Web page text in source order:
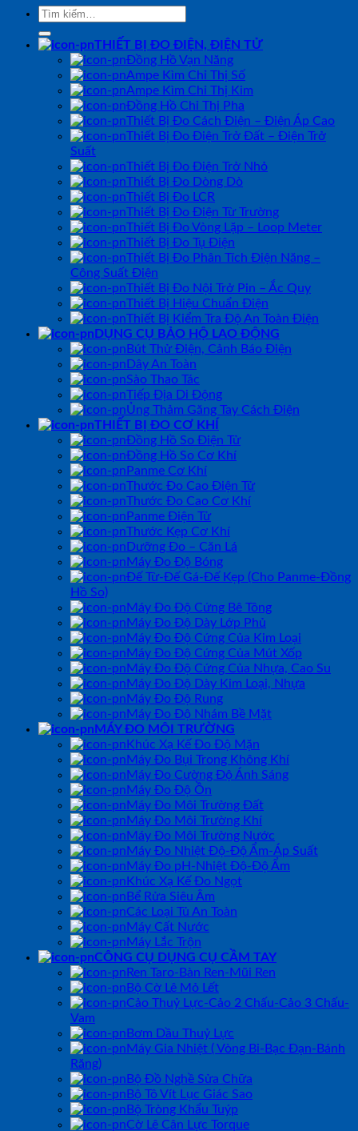
Tìm
THIẾT BỊ ĐO ĐIỆN, ĐIỆN TỬ
Đồng Hồ Vạn Năng
Ampe Kìm Chỉ Thị Số
Ampe Kìm Chỉ Thị Kim
Đồng Hồ Chỉ Thị Pha
Thiết Bị Đo Cách Điện – Điện Áp Cao
Thiết Bị Đo Điện Trở Đất – Điện Trở
Suất
Thiết Bị Đo Điện Trở Nhỏ
Thiết Bị Đo Dòng Dò
Thiết Bị Đo LCR
Thiết Bị Đo Điện Từ Trường
Thiết Bị Đo Vòng Lặp – Loop Meter
Thiết Bị Đo Tụ Điện
Thiết Bị Đo Phân Tích Điện Năng –
Công Suất Điện
Thiết Bị Đo Nội Trở Pin – Ắc Quy
Thiết Bị Hiệu Chuẩn Điện
Thiết Bị Kiểm Tra Độ An Toàn Điện
DỤNG CỤ BẢO HỘ LAO ĐỘNG
Bút Thử Điện, Cảnh Báo Điện
Dây An Toàn
Sào Thao Tác
Tiếp Địa Di Động
Ủng Thảm Găng Tay Cách Điện
THIẾT BỊ ĐO CƠ KHÍ
Đồng Hồ So Điện Tử
Đồng Hồ So Cơ Khí
Panme Cơ Khí
Thước Đo Cao Điện Tử
Thước Đo Cao Cơ Khí
Panme Điện Tử
Thước Kẹp Cơ Khí
Dưỡng Đo – Căn Lá
Máy Đo Độ Bóng
Đế Từ-Đế Gá-Đế Kẹp (Cho Panme-Đồng
Hồ So)
Máy Đo Độ Cứng Bê Tông
Máy Đo Độ Dày Lớp Phủ
Máy Đo Độ Cứng Của Kim Loại
Máy Đo Độ Cứng Của Mút Xốp
Máy Đo Độ Cứng Của Nhựa, Cao Su
Máy Đo Độ Dày Kim Loại, Nhựa
Máy Đo Độ Rung
Máy Đo Độ Nhám Bề Mặt
MÁY ĐO MÔI TRƯỜNG
Khúc Xạ Kế Đo Độ Mặn
Máy Đo Bụi Trong Không Khí
Máy Đo Cường Độ Ánh Sáng
Máy Đo Độ Ồn
Máy Đo Môi Trường Đất
Máy Đo Môi Trường Khí
Máy Đo Môi Trường Nước
Máy Đo Nhiệt Độ-Độ Ẩm-Áp Suất
Máy Đo pH-Nhiệt Độ-Độ Ẩm
Khúc Xạ Kế Đo Ngọt
Bể Rửa Siêu Âm
Các Loại Tủ An Toàn
Máy Cất Nước
Máy Lắc Trộn
CÔNG CỤ DỤNG CỤ CẦM TAY
Ren Taro-Bàn Ren-Mũi Ren
Bộ Cờ Lê Mỏ Lết
Cảo Thuỷ Lực-Cảo 2 Chấu-Cảo 3 Chấu-
Vam
Bơm Dầu Thuỷ Lực
Máy Gia Nhiệt ( Vòng Bi-Bạc Đạn-Bánh
Răng)
Bộ Đồ Nghề Sửa Chữa
Bộ Tô Vít Lục Giác Sao
Bộ Tròng Khẩu Tuýp
Cờ Lê Cân Lực Torque